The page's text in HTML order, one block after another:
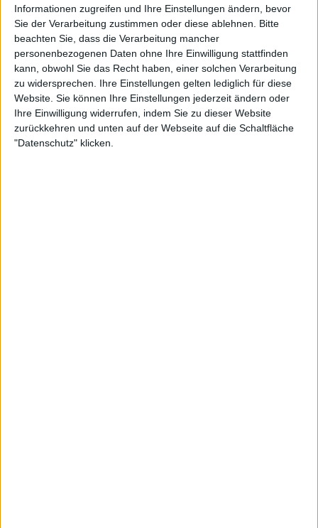
Informationen zugreifen und Ihre Einstellungen ändern, bevor
Sie der Verarbeitung zustimmen oder diese ablehnen.
Bitte
beachten Sie, dass die Verarbeitung mancher
personenbezogenen Daten ohne Ihre Einwilligung stattfinden
kann, obwohl Sie das Recht haben, einer solchen Verarbeitung
zu widersprechen. Ihre Einstellungen gelten lediglich für diese
Website. Sie können Ihre Einstellungen jederzeit ändern oder
Ihre Einwilligung widerrufen, indem Sie zu dieser Website
zurückkehren und unten auf der Webseite auf die Schaltfläche
"Datenschutz" klicken.